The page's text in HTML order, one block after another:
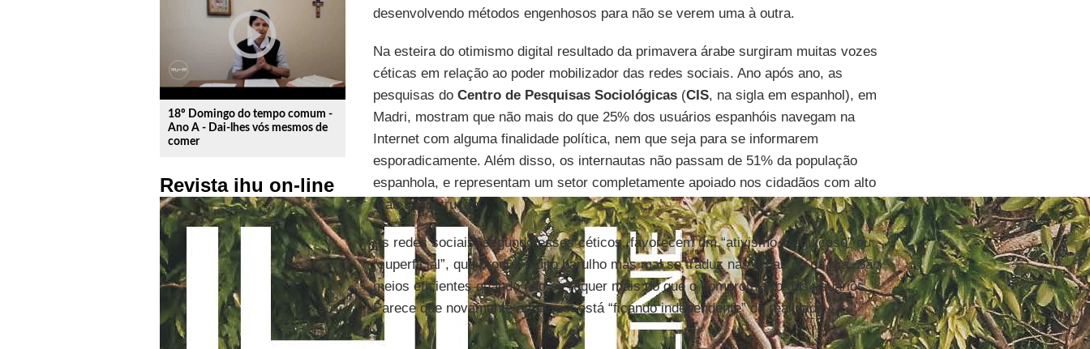
play_circle_outline
18º Domingo do tempo comum -
Ano A - Dai-lhes vós mesmos de
comer
Revista ihu on-line
desenvolvendo métodos engenhosos para não se verem uma à outra.
Na esteira do otimismo digital resultado da primavera árabe surgiram muitas vozes
céticas em relação ao poder mobilizador das redes sociais. Ano após ano, as
pesquisas do Centro de Pesquisas Sociológicas(CIS, na sigla em espanhol), em
Madri, mostram que não mais do que 25% dos usuários espanhóis navegam na
Internet com alguma finalidade política, nem que seja para se informarem
esporadicamente. Além disso, os internautas não passam de 51% da população
espanhola, e representam um setor completamente apoiado nos cidadãos com alto
grau de instrução.
As redes sociais, segundo esses céticos, favorecem um “ativismo preguiçoso” ou
“superficial”, que produz muito barulho mas mal se traduz nas urnas ou na rua. São
meios eficientes quando não se requer mais do que o compromisso dos usuários.
Parece que novamente a Internet está “ficando independente” da realidade.